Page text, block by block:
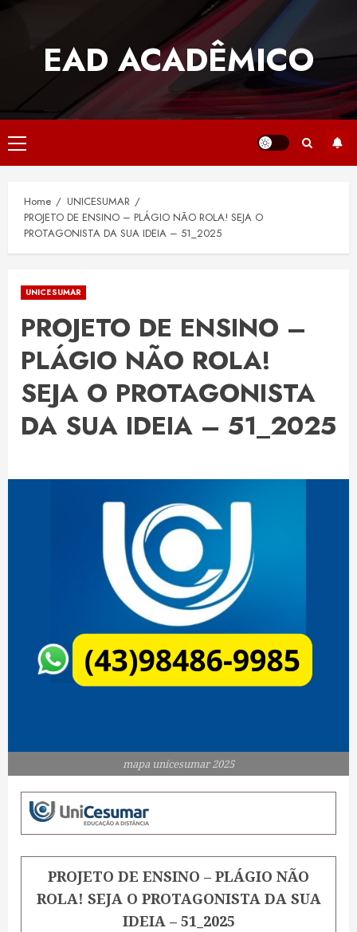
EAD ACADÊMICO
Primary
Menu
Home
UNICESUMAR
PROJETO DE ENSINO – PLÁGIO NÃO ROLA! SEJA O
PROTAGONISTA DA SUA IDEIA – 51_2025
UNICESUMAR
PROJETO DE ENSINO –
PLÁGIO NÃO ROLA!
SEJA O PROTAGONISTA
DA SUA IDEIA – 51_2025
mapa unicesumar 2025
PROJETO DE ENSINO – PLÁGIO NÃO
ROLA! SEJA O PROTAGONISTA DA SUA
IDEIA – 51_2025